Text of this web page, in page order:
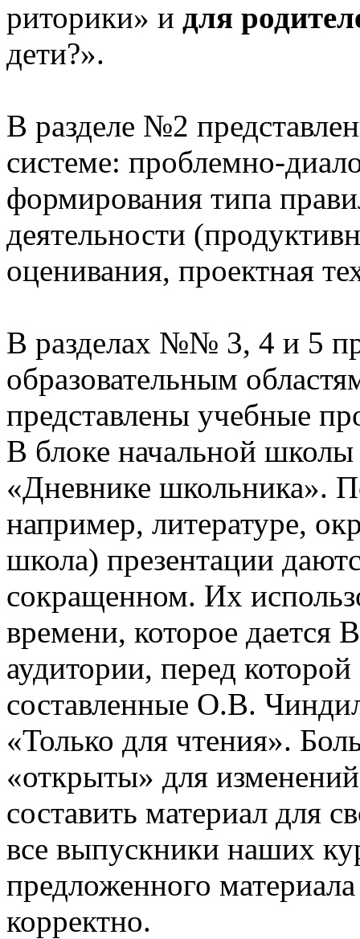
риторики» и для
дети?».
В разделе №2
системе: проблемно-
формирования типа
деятельности
оценивания, проектная
В разделах №№ 3, 4 и 5
образовательным
представлены учебные
В блоке начальной
«Дневнике школьника».
например, литературе,
школа) презентации
сокращенном. Их
времени, которое дается
аудитории, перед
составленные О.В.
«Только для чтения».
«открыты» для
составить материал для
все выпускники наших
предложенного
корректно.